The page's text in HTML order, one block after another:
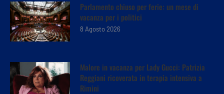
Parlamento chiuso per ferie: un mese di
vacanza per i politici
8 Agosto 2026
Malore in vacanza per Lady Gucci: Patrizia
Reggiani ricoverata in terapia intensiva a
Rimini